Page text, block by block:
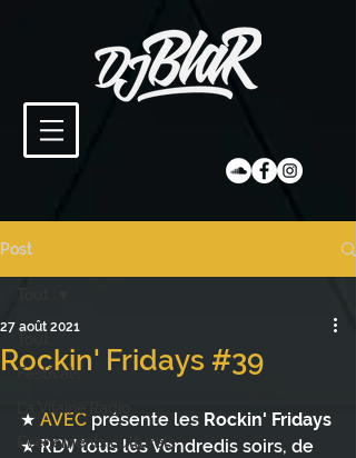
Post
Festivals
Évènements culturels
Rockin' Fridays #39
27 août 2021
★ AVEC présente les Rockin' Fridays
★ RDV tous les Vendredis soirs, de